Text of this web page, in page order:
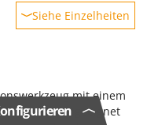
Siehe Einzelheiten
mit einem
für alle Fälle geeignet